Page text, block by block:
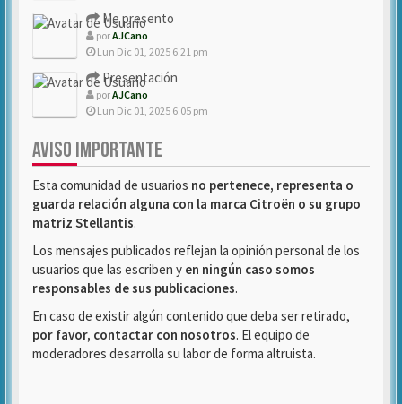
Me presento
porAJCano
Lun Dic 01, 2025 6:21 pm
Presentación
porAJCano
Lun Dic 01, 2025 6:05 pm
AVISO IMPORTANTE
Esta comunidad de usuarios no pertenece, representa o
guarda relación alguna con la marca Citroën o su grupo
matriz Stellantis.
Los mensajes publicados reflejan la opinión personal de los
usuarios que las escriben y en ningún caso somos
responsables de sus publicaciones.
En caso de existir algún contenido que deba ser retirado,
por favor, contactar con nosotros. El equipo de
moderadores desarrolla su labor de forma altruista.